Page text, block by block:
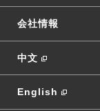
会社情報
中文
English